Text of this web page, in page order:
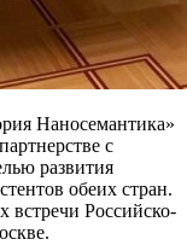
Наносемантика»
с
развития
обеих стран.
встречи Российско-